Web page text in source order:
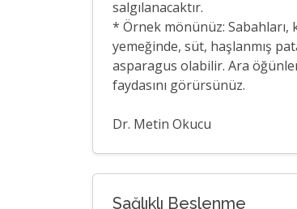
salgılanacaktır.
* Örnek mönünüz:
yemeğinde, süt, haşlanmış
asparagus olabilir. Ara
faydasını görürsünüz.
Dr. Metin Okucu
Sağlıklı Beslenme